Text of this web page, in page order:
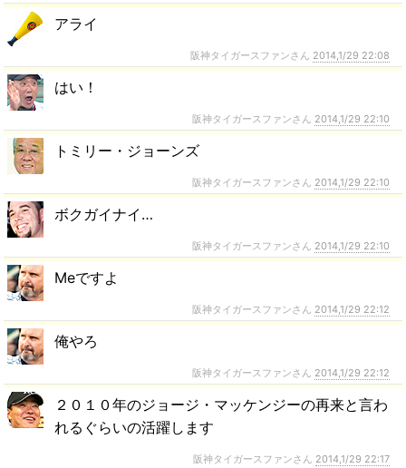
アライ
阪神タイガースファンさん 2014,1/29 22:08
はい！
阪神タイガースファンさん 2014,1/29 22:10
トミリー・ジョーンズ
阪神タイガースファンさん 2014,1/29 22:10
ボクガイナイ…
阪神タイガースファンさん 2014,1/29 22:10
Meですよ
阪神タイガースファンさん 2014,1/29 22:12
俺やろ
阪神タイガースファンさん 2014,1/29 22:12
２０１０年のジョージ・マッケンジーの再来と言わ
れるぐらいの活躍します
阪神タイガースファンさん 2014,1/29 22:17